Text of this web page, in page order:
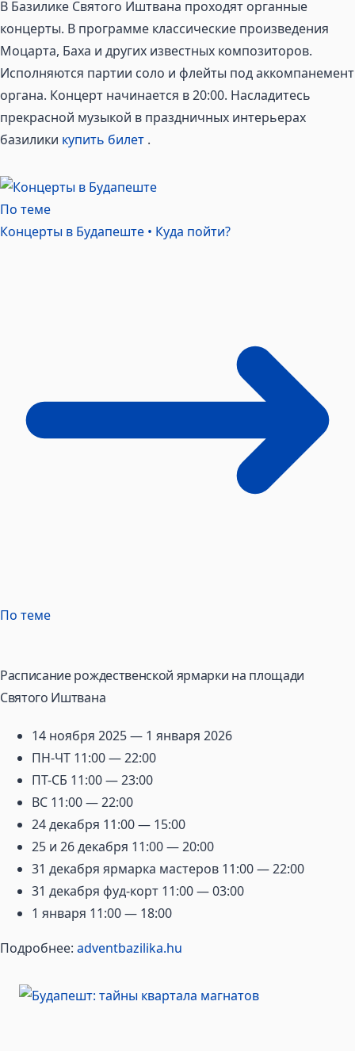
В Базилике Святого Иштвана проходят органные
концерты. В программе классические произведения
Моцарта, Баха и других известных композиторов.
Исполняются партии соло и флейты под аккомпанемент
органа. Концерт начинается в 20:00. Насладитесь
прекрасной музыкой в праздничных интерьерах
базилики купить билет .
По теме
Концерты в Будапеште • Куда пойти?
По теме
Расписание рождественской ярмарки на площади
Святого Иштвана
14 ноября 2025 — 1 января 2026
ПН-ЧТ 11:00 — 22:00
ПТ-СБ 11:00 — 23:00
ВС 11:00 — 22:00
24 декабря 11:00 — 15:00
25 и 26 декабря 11:00 — 20:00
31 декабря ярмарка мастеров 11:00 — 22:00
31 декабря фуд-корт 11:00 — 03:00
1 января 11:00 — 18:00
Подробнее: adventbazilika.hu